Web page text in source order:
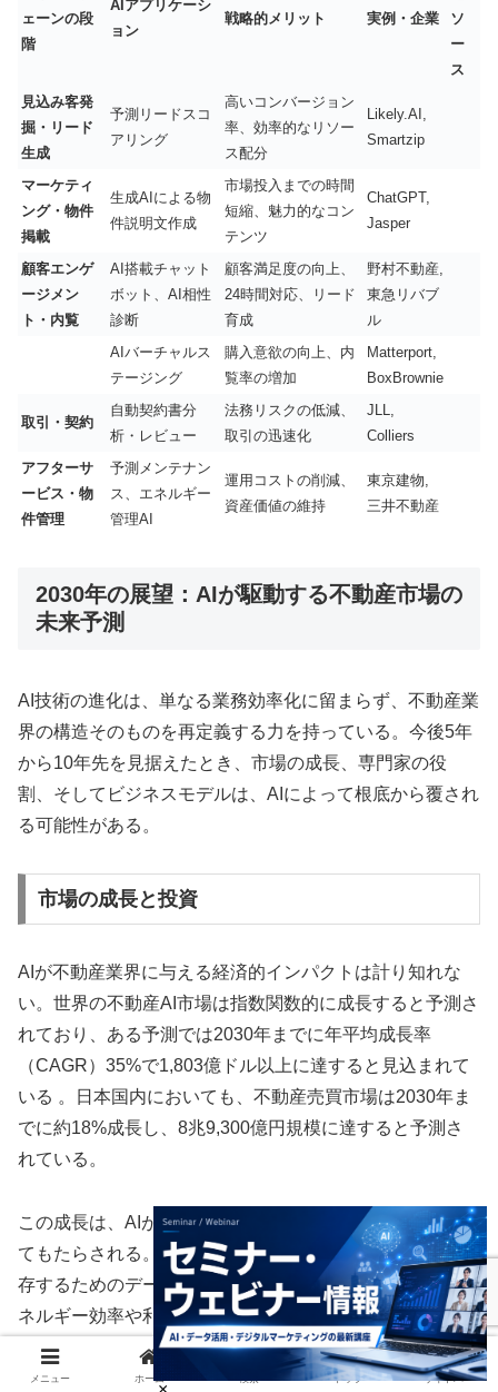
ェーンの段
階
AIアプリケーシ
ョン
戦略的メリット 実例・企業
ソ
ー
ス
見込み客発
掘・リード
生成
予測リードスコ
アリング
高いコンバージョン
率、効率的なリソー
ス配分
Likely.AI,
Smartzip
マーケティ
ング・物件
掲載
生成AIによる物
件説明文作成
市場投入までの時間
短縮、魅力的なコン
テンツ
ChatGPT,
Jasper
顧客エンゲ
ージメン
ト・内覧
AI搭載チャット
ボット、AI相性
診断
顧客満足度の向上、
24時間対応、リード
育成
野村不動産,
東急リバブ
ル
AIバーチャルス
テージング
購入意欲の向上、内
覧率の増加
Matterport,
BoxBrownie
取引・契約
自動契約書分
析・レビュー
法務リスクの低減、
取引の迅速化
JLL,
Colliers
アフターサ
ービス・物
件管理
予測メンテナン
ス、エネルギー
管理AI
運用コストの削減、
資産価値の維持
東京建物,
三井不動産
2030年の展望：AIが駆動する不動産市場の
未来予測
AI技術の進化は、単なる業務効率化に留まらず、不動産業
界の構造そのものを再定義する力を持っている。今後5年
から10年先を見据えたとき、市場の成長、専門家の役
割、そしてビジネスモデルは、AIによって根底から覆され
る可能性がある。
市場の成長と投資
AIが不動産業界に与える経済的インパクトは計り知れな
い。世界の不動産AI市場は指数関数的に成長すると予測さ
れており、ある予測では2030年までに年平均成長率
（CAGR）35%で1,803億ドル以上に達すると見込まれて
いる 。日本国内においても、不動産売買市場は2030年ま
でに約18%成長し、8兆9,300億円規模に達すると予測さ
れている。
この成長は、AIが新たな不動産需要を創出することによっ
てもたらされる。AI開発に必要な膨大なデータを処理・保
存するためのデータセンターや、AIシステムと連携してエ
ネルギー効率や利便性を最適化する「インテリジェントビ
ルディング」の需要が世界的に急増している 。AI関連企
業は、優秀な人材が集まるITハブや大学の近くに拠点を設
メニュー ホーム 検索 トップ サイドバー